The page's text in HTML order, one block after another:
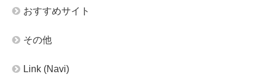
おすすめサイト
その他
Link (Navi)